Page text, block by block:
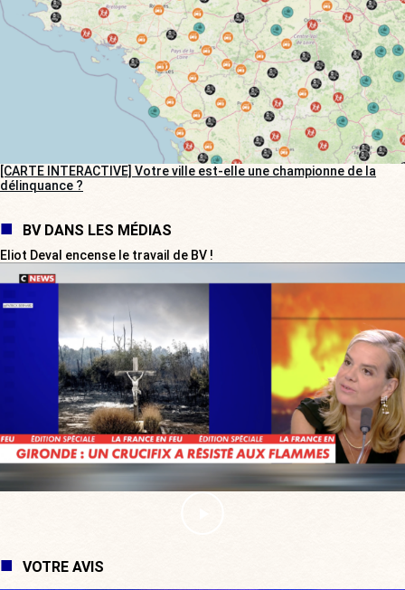
[CARTE INTERACTIVE] Votre ville est-elle une championne de la
délinquance ?
BV DANS LES MÉDIAS
Eliot Deval encense le travail de BV !
VOTRE AVIS